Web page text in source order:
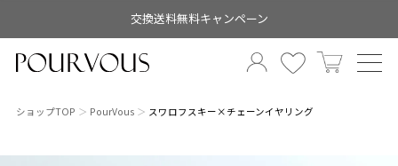
交換送料無料キャンペーン
ショップTOP PourVous スワロフスキー×チェーンイヤリング